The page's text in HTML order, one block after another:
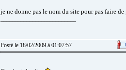
je ne donne pas le nom du site pour pas faire
Posté le 18/02/2009 à 01:07:57